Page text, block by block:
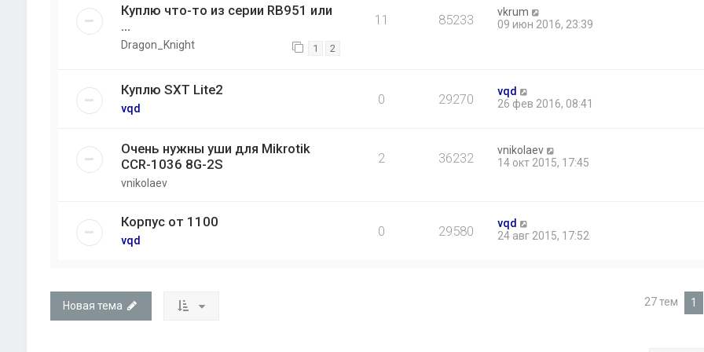
Куплю что-то из серии RB951 или
...
Dragon_Knight 1 2
11 85233
vkrum
09 июн 2016, 23:39
Куплю SXT Lite2
vqd
0 29270
vqd
26 фев 2016, 08:41
Очень нужны уши для Mikrotik
CCR-1036 8G-2S
vnikolaev
2 36232
vnikolaev
14 окт 2015, 17:45
Корпус от 1100
vqd
0 29580
vqd
24 авг 2015, 17:52
Новая тема 27 тем 1